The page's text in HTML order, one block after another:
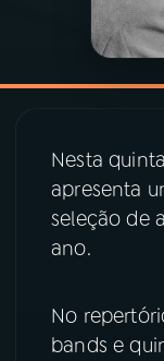
07 ÚLTIMAS
08PRÊMIO
ACOMPANHE A
Nesta
apresenta
seleção de
ano.
No
bands e